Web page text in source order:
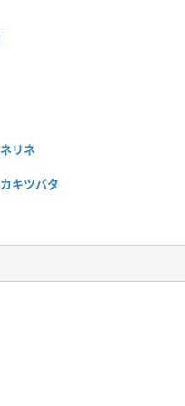
ネリネ
カキツバタ